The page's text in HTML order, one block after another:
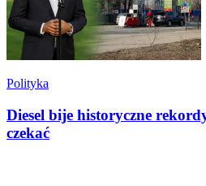
Polityka
Diesel bije historyczne
czekać